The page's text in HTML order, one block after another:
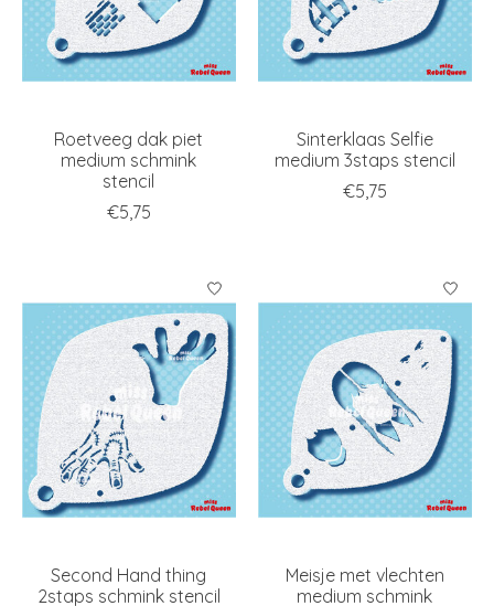
Roetveeg dak piet
medium schmink
stencil
€5,75
Sinterklaas Selfie
medium 3staps stencil
€5,75
Second Hand thing
2staps schmink stencil
Meisje met vlechten
medium schmink